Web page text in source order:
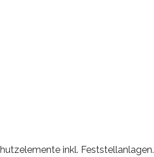
inkl. Feststellanlagen.